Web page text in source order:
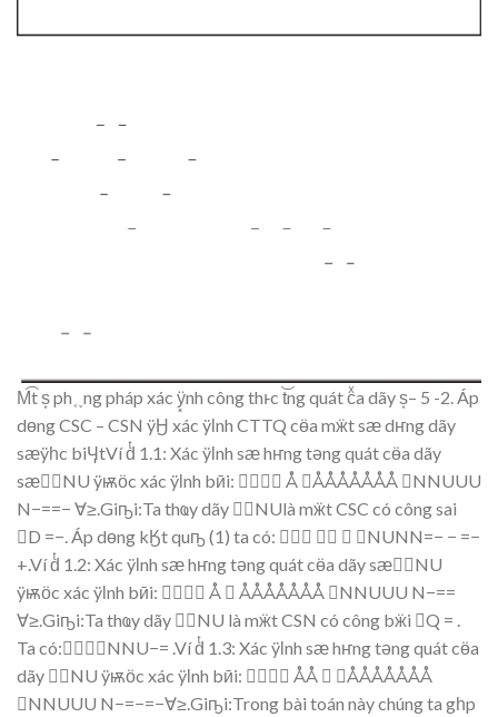
Mt sph ng pháp xác ÿ͓nh côngthͱc tng quátca dãy s– 5 -2. Áp
dөngCSC – CSN ÿӇ xác ÿӏnh CTTQ cӫa mӝt sӕdҥng dãy
sӕÿһc biӋtVí d 1.1: Xác ÿӏnh sӕhҥng tәng quát cӫa dãy
sӕNU ÿѭӧc xác ÿӏnh bӣi:  Å ÅÅÅÅÅÅÅ NNUUU
N−==− ∀≥.Giҧi:Ta thҩy dãy NUlà mӝtCSC có côngsai
D =−. Áp dөng kӃt quҧ(1) ta có:    NUNN=− − =−
+.Ví d 1.2: Xác ÿӏnh sӕhҥng tәng quát cӫa dãysӕNU
ÿѭӧc xác ÿӏnh bӣi:  Å  ÅÅÅÅÅÅÅ NNUUU N−==
∀≥.Giҧi:Ta thҩy dãy NU là mӝt CSN có công bӝi Q = .
Ta có:NNU−= .Ví d 1.3: Xác ÿӏnh sӕhҥng tәng quát cӫa
dãy NU ÿѭӧc xác ÿӏnh bӣi:  ÅÅ  ÅÅÅÅÅÅÅ
NNUUU N−=−=−∀≥.Giҧi:Trong bài toán này chúng ta gһp